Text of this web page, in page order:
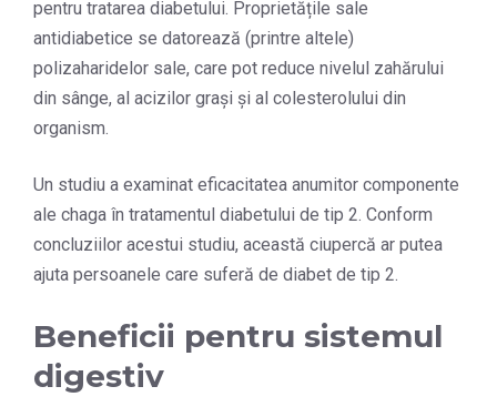
pentru tratarea diabetului. Proprietățile sale
antidiabetice se datorează (printre altele)
polizaharidelor sale, care pot reduce nivelul zahărului
din sânge, al acizilor grași și al colesterolului din
organism.
Un studiu a examinat eficacitatea anumitor componente
ale chaga în tratamentul diabetului de tip 2. Conform
concluziilor acestui studiu, această ciupercă ar putea
ajuta persoanele care suferă de diabet de tip 2.
Beneficii pentru sistemul
digestiv